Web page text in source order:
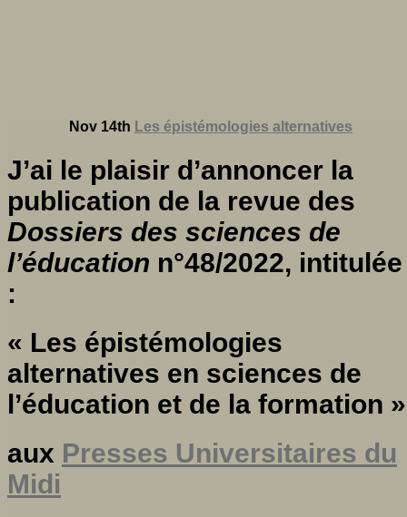
Nov 14th Les épistémologies alternatives
J’ai le plaisir d’annoncer la
publication de la revue des
Dossiers des sciences de
l’éducation n°48/2022, intitulée
:
« Les épistémologies
alternatives en sciences de
l’éducation et de la formation »
aux Presses Universitaires du
Midi